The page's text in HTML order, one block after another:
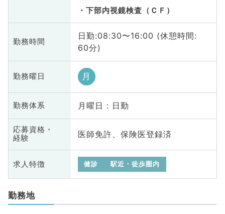
下部内視鏡検査（ＣＦ）
勤務時間
日勤:08:30〜16:00 (休憩時間:
60分)
勤務曜日 月
勤務体系 月曜日 : 日勤
応募資格・
経験
医師免許、保険医登録済
求人特徴 健診 駅近・徒歩圏内
勤務地